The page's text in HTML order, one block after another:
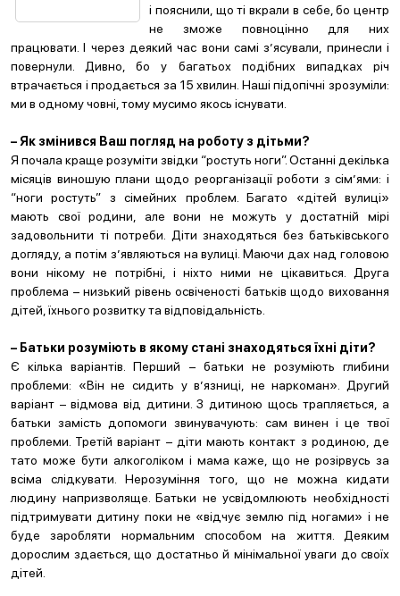
і пояснили, що ті вкрали в себе, бо центр
не зможе повноцінно для них
працювати. І через деякий час вони самі з’ясували, принесли і
повернули. Дивно, бо у багатьох подібних випадках річ
втрачається і продається за 15 хвилин. Наші підопічні зрозуміли:
ми в одному човні, тому мусимо якось існувати.
– Як змінився Ваш погляд на роботу з дітьми?
Я почала краще розуміти звідки “ростуть ноги”. Останні декілька
місяців виношую плани щодо реорганізації роботи з сім’ями: і
“ноги ростуть” з сімейних проблем. Багато «дітей вулиці»
мають свої родини, але вони не можуть у достатній мірі
задовольнити ті потреби. Діти знаходяться без батьківського
догляду, а потім з’являються на вулиці. Маючи дах над головою
вони нікому не потрібні, і ніхто ними не цікавиться. Друга
проблема – низький рівень освіченості батьків щодо виховання
дітей, їхнього розвитку та відповідальність.
– Батьки розуміють в якому стані знаходяться їхні діти?
Є кілька варіантів. Перший – батьки не розуміють глибини
проблеми: «Він не сидить у в’язниці, не наркоман». Другий
варіант – відмова від дитини. З дитиною щось трапляється, а
батьки замість допомоги звинувачують: сам винен і це твої
проблеми. Третій варіант – діти мають контакт з родиною, де
тато може бути алкоголіком і мама каже, що не розірвусь за
всіма слідкувати. Нерозуміння того, що не можна кидати
людину напризволяще. Батьки не усвідомлюють необхідності
підтримувати дитину поки не «відчує землю під ногами» і не
буде заробляти нормальним способом на життя. Деяким
дорослим здається, що достатньо й мінімальної уваги до своїх
дітей.